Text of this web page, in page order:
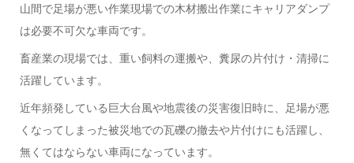
山間で足場が悪い作業現場での木材搬出作業にキャリアダンプ
は必要不可欠な車両です。
畜産業の現場では、重い飼料の運搬や、糞尿の片付け・清掃に
活躍しています。
近年頻発している巨大台風や地震後の災害復旧時に、足場が悪
くなってしまった被災地での瓦礫の撤去や片付けにも活躍し、
無くてはならない車両になっています。